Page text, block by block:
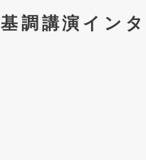
基調講演イン